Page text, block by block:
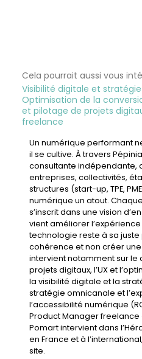
Cela pourrait aussi vous
Visibilité digitale et
Optimisation de la
et pilotage de projets
freelance
Un numérique performant
il se cultive. À travers
consultante indépendante,
entreprises, collectivités,
structures (start-up, TPE,
numérique un atout.
s’inscrit dans une vision
vient améliorer
technologie reste à sa juste
cohérence et non créer
intervient notamment sur le
projets digitaux, l’UX et
lavisibilité digitale et la
stratégie omnicanale et
l’accessibilité numérique
Product Manager freelance
Pomart intervient dans
en France et à
site.